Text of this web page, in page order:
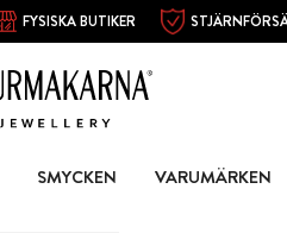
FYSISKA BUTIKER
SMYCKEN VARUMÄRKEN